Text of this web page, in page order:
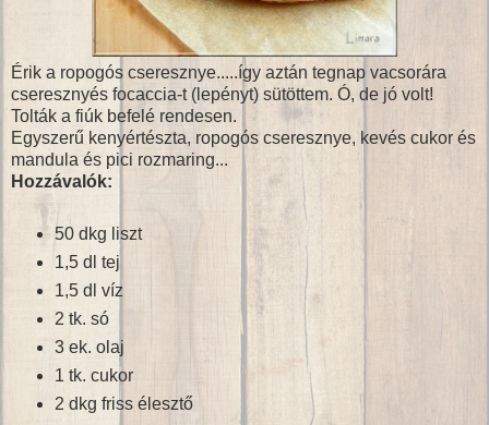
Érik a ropogós cseresznye.....így aztán tegnap vacsorára
cseresznyés focaccia-t (lepényt) sütöttem. Ó, de jó volt!
Tolták a fiúk befelé rendesen.
Egyszerű kenyértészta, ropogós cseresznye, kevés cukor és
mandula és pici rozmaring...
Hozzávalók:
50 dkg liszt
1,5 dl tej
1,5 dl víz
2 tk. só
3 ek. olaj
1 tk. cukor
2 dkg friss élesztő